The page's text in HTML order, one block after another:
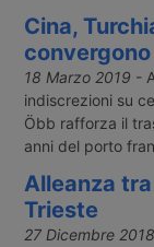
Cina,
18 Marzo 2019 -
indiscrezioni su
Öbb rafforza il
anni del porto
Alleanza
Trieste
27 Dicembre 2018